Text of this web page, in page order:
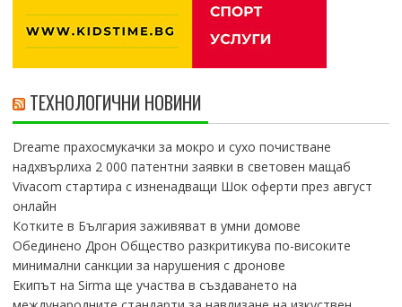
ТЕХНОЛОГИЧНИ НОВИНИ
Dreame прахосмукачки за мокро и сухо почистване
надхвърлиха 2 000 патентни заявки в световен мащаб
Vivacom стартира с изненадващи Шок оферти през август
онлайн
Котките в България заживяват в умни домове
Обединено Дрон Общество разкритикува по-високите
минимални санкции за нарушения с дронове
Екипът на Sirma ще участва в създаването на